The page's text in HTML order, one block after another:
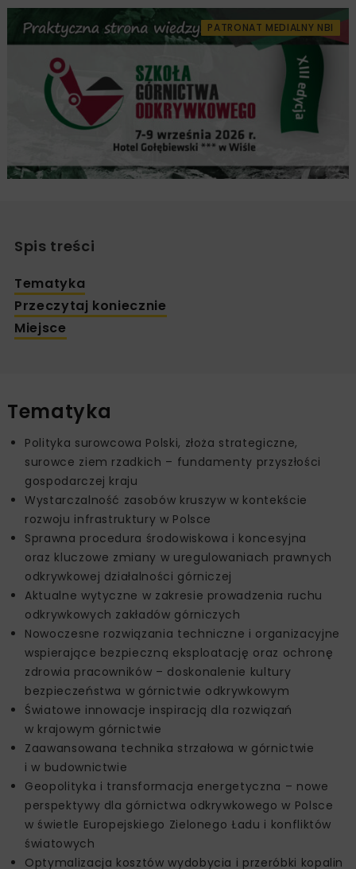
PATRONAT MEDIALNY NBI
Spis treści
Tematyka
Przeczytaj koniecznie
Miejsce
Tematyka
Polityka surowcowa Polski, złoża strategiczne,
surowce ziem rzadkich – fundamenty przyszłości
gospodarczej kraju
Wystarczalność zasobów kruszyw w kontekście
rozwoju infrastruktury w Polsce
Sprawna procedura środowiskowa i koncesyjna
oraz kluczowe zmiany w uregulowaniach prawnych
odkrywkowej działalności górniczej
Aktualne wytyczne w zakresie prowadzenia ruchu
odkrywkowych zakładów górniczych
Nowoczesne rozwiązania techniczne i organizacyjne
wspierające bezpieczną eksploatację oraz ochronę
zdrowia pracowników – doskonalenie kultury
bezpieczeństwa w górnictwie odkrywkowym
Światowe innowacje inspiracją dla rozwiązań
w krajowym górnictwie
Zaawansowana technika strzałowa w górnictwie
i w budownictwie
Geopolityka i transformacja energetyczna – nowe
perspektywy dla górnictwa odkrywkowego w Polsce
w świetle Europejskiego Zielonego Ładu i konfliktów
światowych​
Optymalizacja kosztów wydobycia i przeróbki kopalin